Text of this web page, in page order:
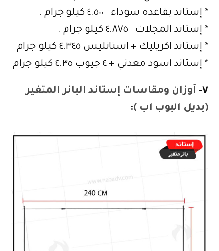
* إستاند بقاعده سوداء ٤.٥٠٠ كيلو جرام .
* إستاند المجلات ٤.٨٧٥ كيلو جرام .
* إستاند اكريليك + استانليس ٤.٣٤٥ كيلو جرام
* إستاند اسود معدني + ٤ جيوب ٤.٣٥ كيلو جرام
٧-
أوزان ومقاسات إستاند البانر المتغير
(بديل البوب اب ):